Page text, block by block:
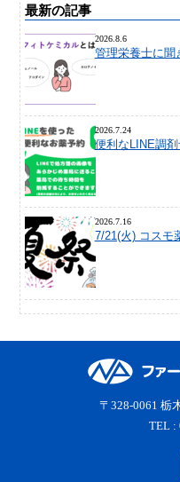
最新の記事
2026.8.6
管理栄養士に聞
2026.7.24
便利なLINE調
2026.7.16
7/21(火) コスモ
〒328-0061 栃
TEL :